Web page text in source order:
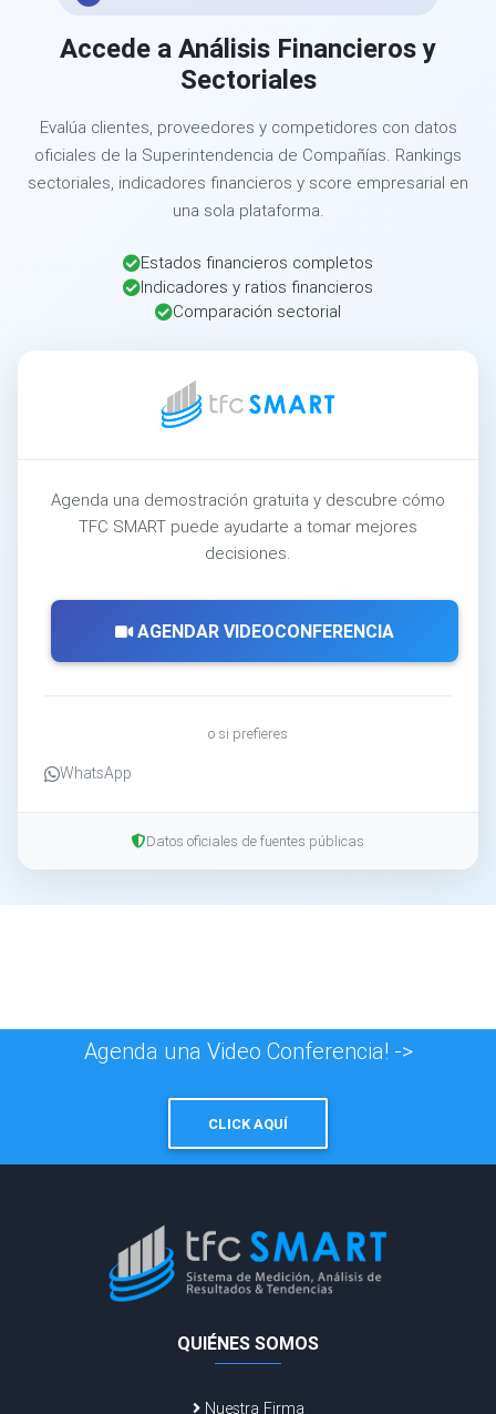
Accede a Análisis Financieros y
Sectoriales
Evalúa clientes, proveedores y competidores con datos
oficiales de la Superintendencia de Compañías. Rankings
sectoriales, indicadores financieros y score empresarial en
una sola plataforma.
Estados financieros completos
Indicadores y ratios financieros
Comparación sectorial
Agenda una demostración gratuita y descubre cómo
TFC SMART puede ayudarte a tomar mejores
decisiones.
AGENDAR VIDEOCONFERENCIA
o si prefieres
WhatsApp
Datos oficiales de fuentes públicas
Agenda una Video Conferencia! ->
CLICK AQUÍ
QUIÉNES SOMOS
Nuestra Firma